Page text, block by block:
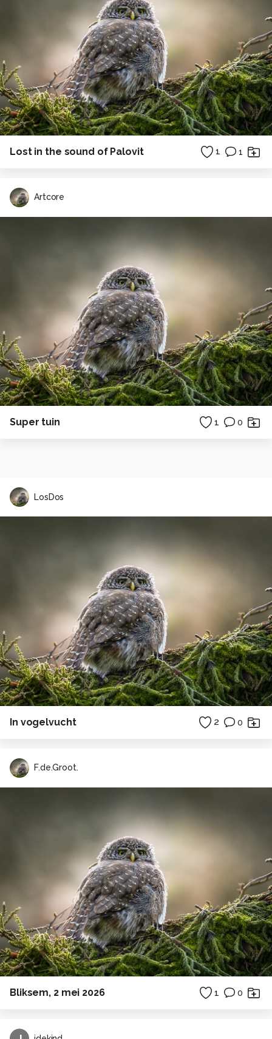
Lost in the sound of Palovit 1 1
Artcore
Super tuin 1 0
LosDos
In vogelvucht 2 0
F.de.Groot.
Bliksem, 2 mei 2026 1 0